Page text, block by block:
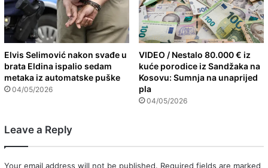
Elvis Selimović nakon svađe u
brata Eldina ispalio sedam
metaka iz automatske puške
04/05/2026
VIDEO / Nestalo 80.000 € iz
kuće porodice iz Sandžaka na
Kosovu: Sumnja na unaprijed
pla
04/05/2026
Leave a Reply
Your email address will not be published. Required fields are marked